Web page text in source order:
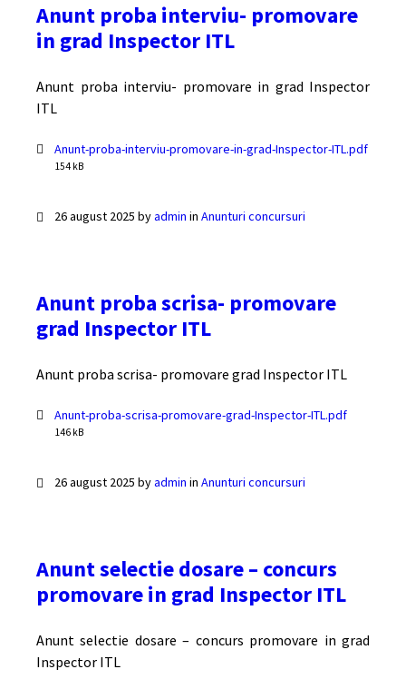
Anunt proba interviu- promovare
in grad Inspector ITL
Anunt proba interviu- promovare in grad Inspector
ITL
Documente
Anunt-proba-interviu-promovare-in-grad-Inspector-ITL.pdf
File
154 kB
26 august 2025 byadmin in Anunturi concursuri
Anunt proba scrisa- promovare
grad Inspector ITL
Anunt proba scrisa- promovare grad Inspector ITL
Documente
Anunt-proba-scrisa-promovare-grad-Inspector-ITL.pdf
146 kB
26 august 2025 byadmin in Anunturi concursuri
Anunt selectie dosare – concurs
promovare in grad Inspector ITL
Anunt selectie dosare – concurs promovare in grad
Inspector ITL